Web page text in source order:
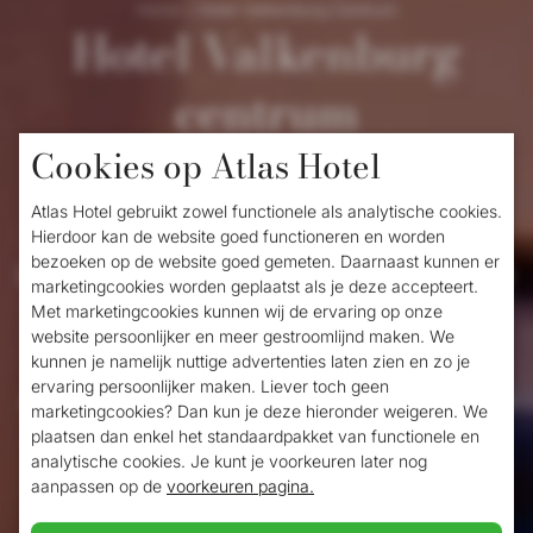
Hotel Valkenburg
centrum
Tijdens uw verblijf in Valkenburg is het fijn
om gemakkelijkbezienswaardigheden
bezoeken, leuke activiteiten te ondernemen
en eenvoudig het centrum in te kunnen
lopen voor een hapje en een drankje. Het
Atlas hotel in het centrum van Valkenburg is
wat u zoekt! Zo hoeft u niet ver te reizen
om al het moois in Valkenburg te spotten.
Het hotel is gelegen op slechts 5 minuten
Cookies op Atlas Hotel
Atlas Hotel gebruikt zowel functionele als analytische cookies.
Hierdoor kan de website goed functioneren en worden
bezoeken op de website goed gemeten. Daarnaast kunnen er
marketingcookies worden geplaatst als je deze accepteert.
Met marketingcookies kunnen wij de ervaring op onze
website persoonlijker en meer gestroomlijnd maken. We
kunnen je namelijk nuttige advertenties laten zien en zo je
ervaring persoonlijker maken. Liever toch geen
marketingcookies? Dan kun je deze hieronder weigeren. We
plaatsen dan enkel het standaardpakket van functionele en
analytische cookies. Je kunt je voorkeuren later nog
aanpassen op de voorkeuren pagina.